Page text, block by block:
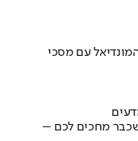
מחכים לכם –